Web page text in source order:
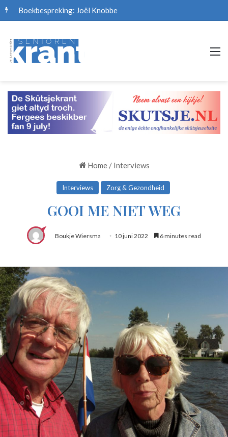
Home / Interviews
Interviews Zorg & Gezondheid
GOOI ME NIET WEG
Boukje Wiersma 10 juni 2022 6 minutes read